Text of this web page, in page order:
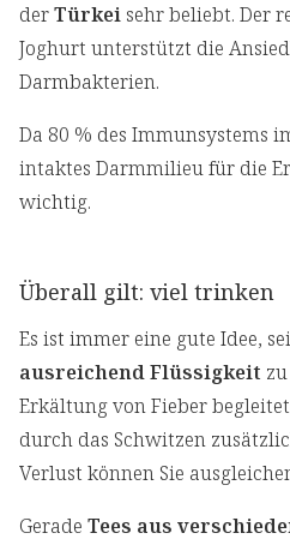
derTürkei sehr beliebt. Der
Joghurt unterstützt die
Darmbakterien.
Da 80 % des Immunsystems
intaktes Darmmilieu für die
wichtig.
Überall gilt: viel trinken
Es ist immer eine gute Idee,
ausreichend Flüssigkeit
Erkältung von Fieber
durch das Schwitzen
Verlust können Sie
Gerade Tees aus